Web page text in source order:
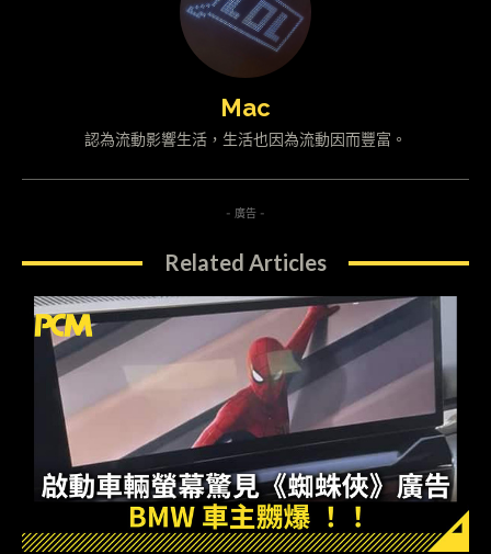
Mac
認為流動影響生活，生活也因為流動因而豐富。
- 廣告 -
Related Articles